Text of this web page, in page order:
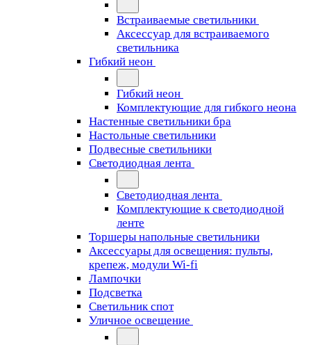
Встраиваемые светильники
Аксессуар для встраиваемого
светильника
Гибкий неон
Гибкий неон
Комплектующие для гибкого неона
Настенные светильники бра
Настольные светильники
Подвесные светильники
Светодиодная лента
Светодиодная лента
Комплектующие к светодиодной
ленте
Торшеры напольные светильники
Аксессуары для освещения: пульты,
крепеж, модули Wi-fi
Лампочки
Подсветка
Светильник спот
Уличное освещение